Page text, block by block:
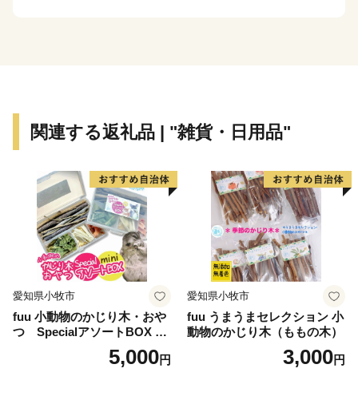
南富良野町は高倉健さん主演の映画「鉄道員」の舞台に
当時のまま保存されています。公開から20年以上経った
今でも多くの方が訪れており、たくさんの方に愛される
「鉄道員」の世界を今後も守っていきたいと思っており
ます。
ふるさと納税の返礼品としては、広大な大地の中で収穫
された特産物や、大自然の恵みを生かした加工品など、
南富良野町の方々が心を込めて生産、加工したお礼の品
をお届けいたします。
関連する返礼品 | "雑貨・日用品"
愛知県小牧市
fuu 小動物のかじり木・おや
つ SpecialアソートBOX mi
5,000円
愛知県小牧市
fuu うまうまセレクション 小
動物のかじり木（ももの木）
3,000円